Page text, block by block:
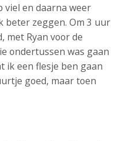
en daarna weer
beter zeggen. Om 3 uur
met Ryan voor de
ondertussen was gaan
ik een flesje ben gaan
goed, maar toen